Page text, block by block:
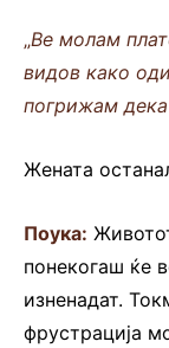
„Ве молам
видов како
погрижам
Жената
Поука:
понекогаш ќе
изненадат.
фрустрација